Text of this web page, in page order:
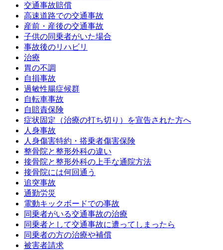
交通事故賠償
高速道路での交通事故
産前・産後の交通事故
子供の同乗者がいた場合
事故後のリハビリ
治療
胃の不調
自損事故
過敏性腸症候群
自転車事故
自賠責保険
症状固定（治療の打ち切り）を宣告された方へ
人身事故
人身傷害特約・搭乗者傷害保険
整骨院と整形外科の違い
接骨院と整形外科の上手な通院方法
接骨院には何回通う
追突事故
通勤労災
電動キックボードでの事故
同乗者がいる交通事故の治療
同乗者として交通事故に遭ってしまったら
同乗者の方の治療や補償
被害者請求